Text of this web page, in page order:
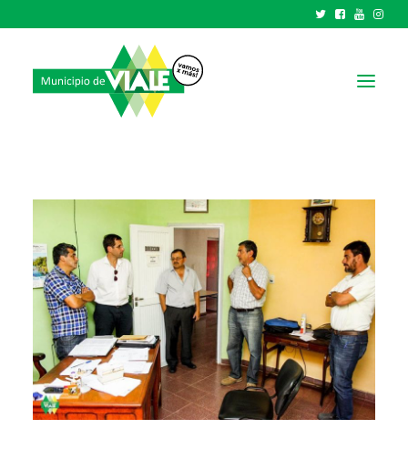
GOBIERNO
TRÁMITES Y SERVICIOS
CIUDAD
PARQUE INDUSTRIAL
RECAUDACIONES